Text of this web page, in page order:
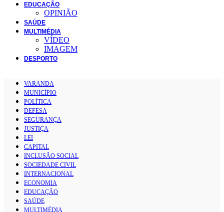
EDUCAÇÃO
OPINIÃO
SAÚDE
MULTIMÉDIA
VÍDEO
IMAGEM
DESPORTO
VARANDA
MUNICÍPIO
POLÍTICA
DEFESA
SEGURANÇA
JUSTIÇA
LEI
CAPITAL
INCLUSÃO SOCIAL
SOCIEDADE CIVIL
INTERNACIONAL
ECONOMIA
EDUCAÇÃO
SAÚDE
MULTIMÉDIA